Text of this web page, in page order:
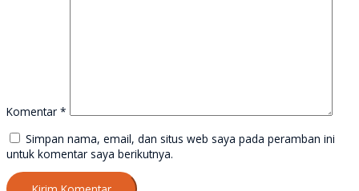
Komentar *
Simpan nama, email, dan situs web saya pada peramban ini
untuk komentar saya berikutnya.